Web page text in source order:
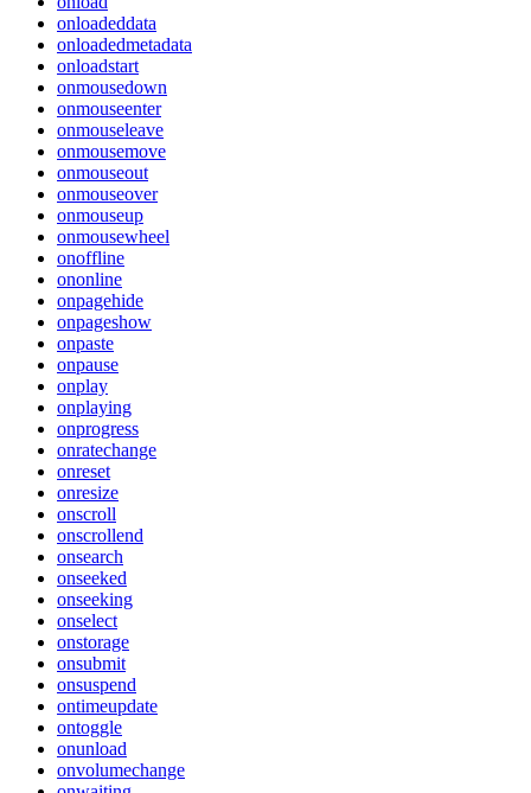
onloadeddata
onloadedmetadata
onloadstart
onmousedown
onmouseenter
onmouseleave
onmousemove
onmouseout
onmouseover
onmouseup
onmousewheel
onoffline
ononline
onpagehide
onpageshow
onpaste
onpause
onplay
onplaying
onprogress
onratechange
onreset
onresize
onscroll
onscrollend
onsearch
onseeked
onseeking
onselect
onstorage
onsubmit
onsuspend
ontimeupdate
ontoggle
onunload
onvolumechange